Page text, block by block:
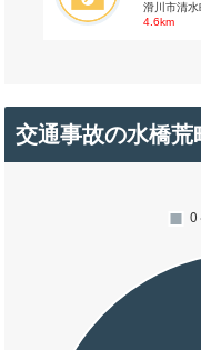
滑川市清水
4.6km
交通事故の水橋荒